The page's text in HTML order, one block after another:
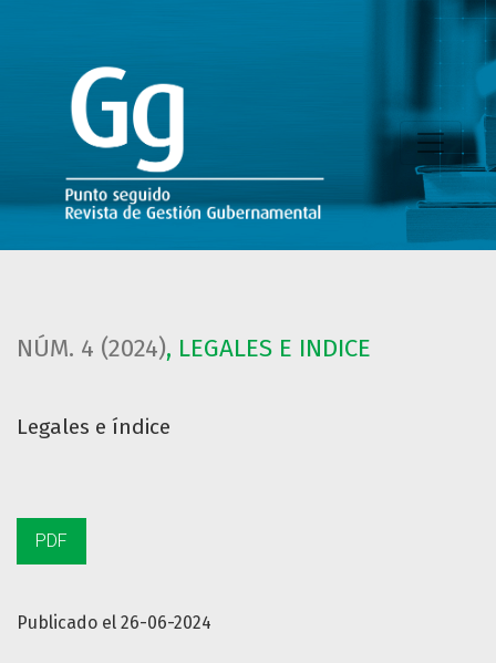
NÚM. 4 (2024), LEGALES E INDICE
Legales e índice
Publicado el 26-06-2024
PDF